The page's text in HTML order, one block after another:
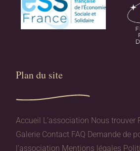
Plan du site​
Accueil L’association Nous trouver
Galerie Contact FAQ Demande de
l’association Mentions légales